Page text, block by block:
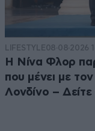
LIFESTYLE08·08·2026
Η Νίνα Φλορ
που μένει με
Λονδίνο – Δείτε